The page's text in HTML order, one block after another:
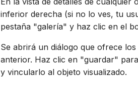
inferior derecha (si no lo ves, tu
pestaña "galería" y haz clic en el
Se abrirá un diálogo que ofrece
anterior. Haz clic en "guardar"
y vincularlo al objeto visualizado.